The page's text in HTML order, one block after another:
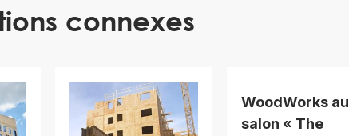
connexes
WoodWorks au
salon « The